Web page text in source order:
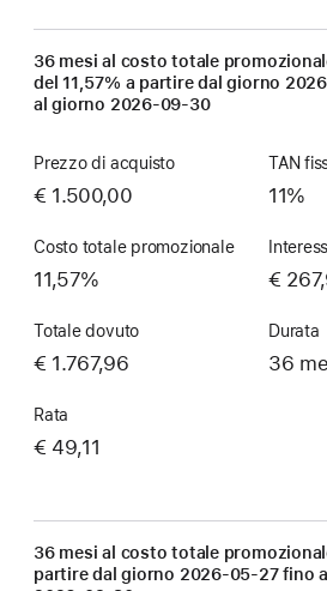
36 mesi al costo totale
del 11,57% a partire dal giorno
al giorno 2026-09-30
Prezzo di acquisto
€ 1.500,00
TAN
11%
Costo totale promozionale
11,57% €
Totale dovuto
€ 1.767,96
Durata
36
Rata
€ 49,11
36 mesi al costo totale
partire dal giorno 2026-05-27fino